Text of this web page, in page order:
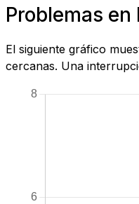
Problemas
El siguiente gráfico
cercanas. Una